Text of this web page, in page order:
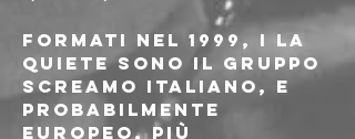
Formati nel 1999, i La
Quiete sono il gruppo
screamo italiano, e
probabilmente
europeo, più